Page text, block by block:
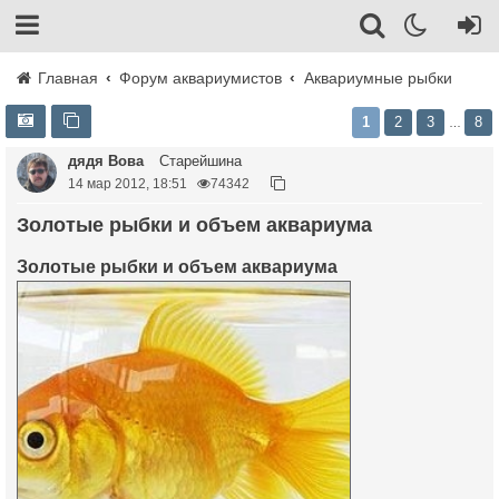
Главная Форум аквариумистов Аквариумные рыбки
1 2 3 8
дядя Вова Старейшина
14 мар 2012, 18:51 74342
Золотые рыбки и объем аквариума
Золотые рыбки и объем аквариума